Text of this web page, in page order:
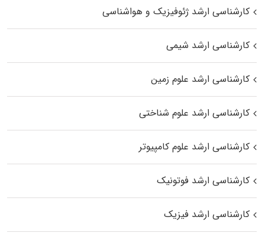
کارشناسی ارشد ژئوفیزیک و هواشناسی
کارشناسی ارشد شیمی
کارشناسی ارشد علوم زمین
کارشناسی ارشد علوم شناختی
کارشناسی ارشد علوم کامپیوتر
کارشناسی ارشد فوتونیک
کارشناسی ارشد فیزیک